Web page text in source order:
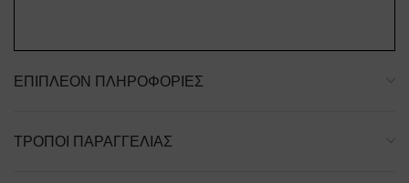
ΕΠΙΠΛΈΟΝ ΠΛΗΡΟΦΟΡΊΕΣ
ΤΡΌΠΟΙ ΠΑΡΑΓΓΕΛΊΑΣ